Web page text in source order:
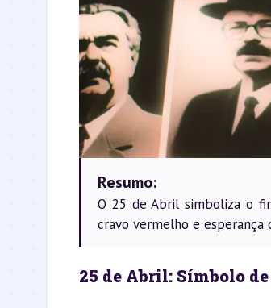
Resumo:
O 25 de Abril simboliza o
cravo vermelho e esperança
25 de Abril: Símbolo